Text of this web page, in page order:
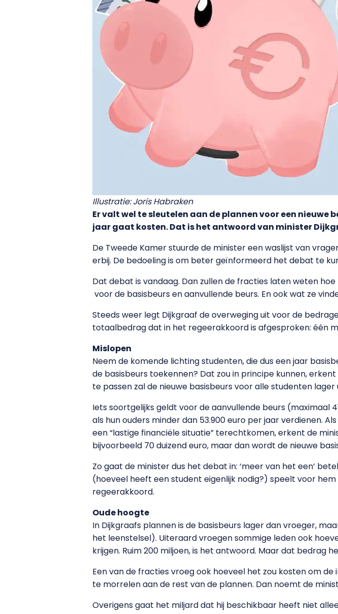
Illustratie: Joris Habraken
Er valt wel te sleutelen aan de plannen voor een
jaar gaat kosten. Dat is het antwoord van minister
De Tweede Kamer stuurde de minister een waslijst van
erbij. De bedoeling is om beter geïnformeerd het debat te
Dat debat is vandaag. Dan zullen de fracties laten weten
voor de basisbeurs en aanvullende beurs. En ook wat ze
Steeds weer legt Dijkgraaf de overweging uit voor de
totaalbedrag dat in het regeerakkoord is afgesproken: één
Mislopen
Neem de komende lichting studenten, die dus een jaar
de basisbeurs toekennen? Dat zou in principe kunnen,
te passen zal de nieuwe basisbeurs voor alle studenten lager
Iets soortgelijks geldt voor de aanvullende beurs (maximaal
als hun ouders minder dan 53.900 euro per jaar verdienen.
een “lastige financiële situatie” terechtkomen, erkent de
bijvoorbeeld 70 duizend euro, maar dan wordt de nieuwe
Zo gaat de minister dus het debat in: ‘meer van het een’
(hoeveel heeft een student eigenlijk nodig?) speelt voor
regeerakkoord.
Oude hoogte
In Dijkgraafs plannen is de basisbeurs lager dan vroeger,
het leenstelsel). Uiteraard vroegen sommige leden ook
krijgen. Ruim 200 miljoen, is het antwoord. Maar dat bedrag
Een van de fracties vroeg ook hoeveel het zou kosten om
te morrelen aan de rest van de plannen. Dan noemt de
Overigens gaat het miljard dat hij beschikbaar heeft niet